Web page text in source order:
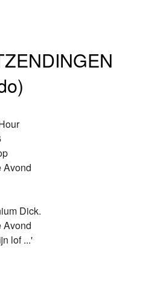
Avond
Dick.
Avond
lof ...'